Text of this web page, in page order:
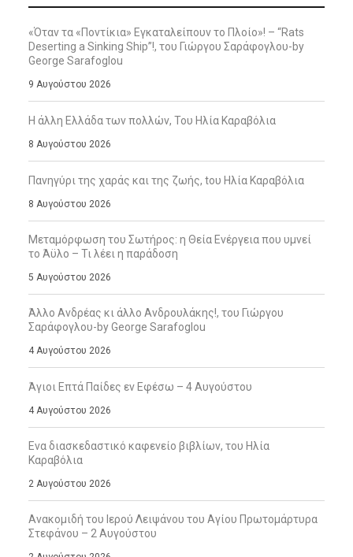
«Όταν τα «Ποντίκια» Εγκαταλείπουν το Πλοίο»! – “Rats
Deserting a Sinking Ship”!, του Γιώργου Σαράφογλου-by
George Sarafoglou
9 Αυγούστου 2026
Η άλλη Ελλάδα των πολλών, Του Ηλία Καραβόλια
8 Αυγούστου 2026
Πανηγύρι της χαράς και της ζωής, tου Ηλία Καραβόλια
8 Αυγούστου 2026
Μεταμόρφωση του Σωτήρος: η Θεία Ενέργεια που υμνεί
το Άϋλο – Τι λέει η παράδοση
5 Αυγούστου 2026
Άλλο Ανδρέας κι άλλο Ανδρουλάκης!, του Γιώργου
Σαράφογλου-by George Sarafoglou
4 Αυγούστου 2026
Άγιοι Επτά Παίδες εν Εφέσω – 4 Αυγούστου
4 Αυγούστου 2026
Ενα διασκεδαστικό καφενείο βιβλίων, του Ηλία
Καραβόλια
2 Αυγούστου 2026
Ανακομιδή του Ιερού Λειψάνου του Αγίου Πρωτομάρτυρα
Στεφάνου – 2 Αυγούστου